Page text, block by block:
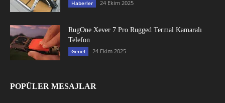
Haberler 24 Ekim 2025
RugOne Xever 7 Pro Rugged Termal Kamaralı
Telefon
Genel 24 Ekim 2025
POPÜLER MESAJLAR